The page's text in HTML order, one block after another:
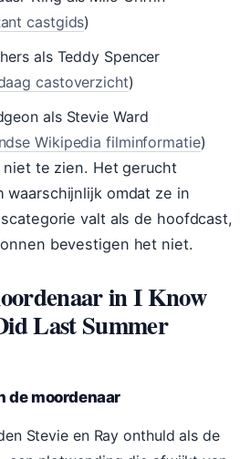
castgids)
als Teddy Spencer
castoverzicht)
als Stevie Ward
Wikipedia filminformatie)
niet te zien. Het gerucht
waarschijnlijk omdat ze in
valt als de hoofdcast,
bevestigen het niet.
in I Know
Last Summer
de moordenaar
Stevie en Ray onthuld als de